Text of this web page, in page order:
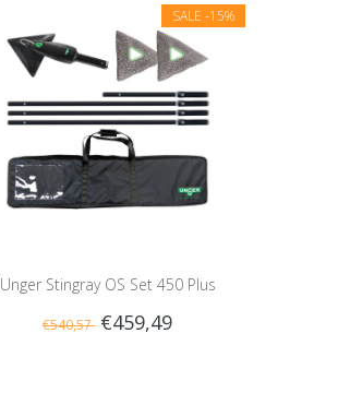
SALE -15%
Unger Stingray OS Set 450 Plus
€540,57 €459,49